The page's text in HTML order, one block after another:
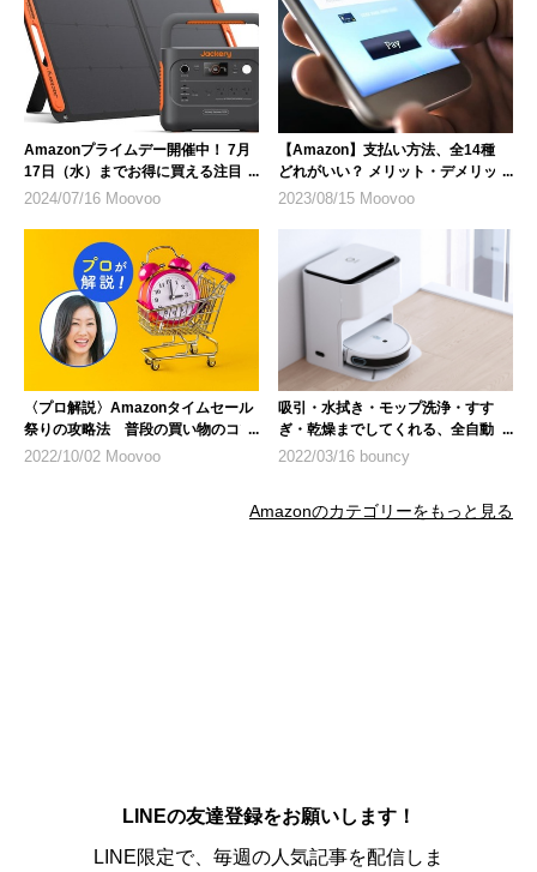
Amazonプライムデー開催中！ 7月
17日（水）までお得に買える注目商
品を紹介
2024/07/16 Moovoo
【Amazon】支払い方法、全14種
どれがいい？ メリット・デメリット
を解説
2023/08/15 Moovoo
〈プロ解説〉Amazonタイムセール
祭りの攻略法 普段の買い物のコツ
も紹介
2022/10/02 Moovoo
吸引・水拭き・モップ洗浄・すす
ぎ・乾燥までしてくれる、全自動ロ
ボット掃除機「yeediモップステー
2022/03/16 bouncy
Amazonのカテゴリーをもっと見る
LINEの友達登録をお願いします！
LINE限定で、毎週の人気記事を配信しま